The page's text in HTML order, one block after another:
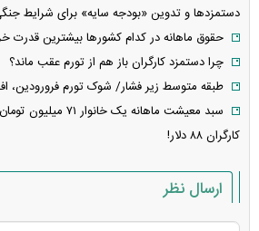
دستمزد‌ها و تدوین «بودجه سایه» برای شرایط
حقوق ماهانه در کدام کشورها بیشترین قدرت
چرا دستمزد کارگران باز هم از تورم عقب ماند؟
طبقه متوسط زیر فشار/ شوک تورم فرورودین، افزایش
سبد معیشت ماهانه یک
کارگران ۸۸ دلار!
ارسال نظر